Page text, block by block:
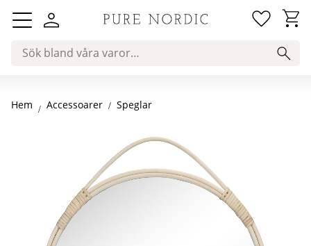
Meny
Hem Accessoarer Speglar